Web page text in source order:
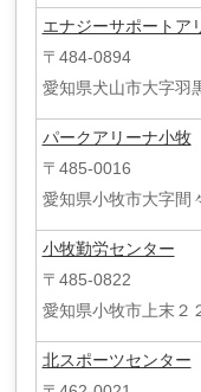
エナジーサポートア
〒484-0894
愛知県犬山市大字羽
パークアリーナ小牧
〒485-0016
愛知県小牧市大字間
小牧勤労センター
〒485-0822
愛知県小牧市上末２
北スポーツセンター